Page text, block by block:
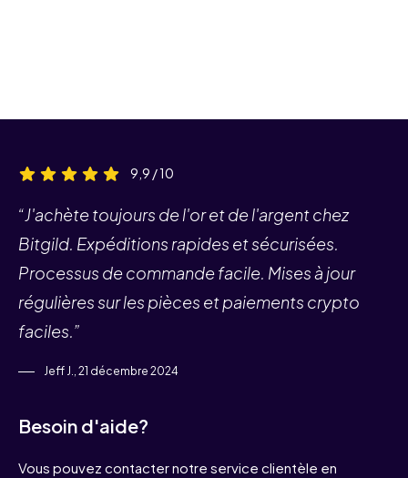
9,9 / 10
“J'achète toujours de l'or et de l'argent chez
Bitgild. Expéditions rapides et sécurisées.
Processus de commande facile. Mises à jour
régulières sur les pièces et paiements crypto
faciles.”
Jeff J., 21 décembre 2024
Besoin d'aide?
Vous pouvez contacter notre service clientèle en